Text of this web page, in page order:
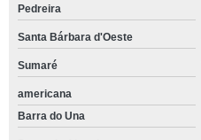
Pedreira
Santa Bárbara d'Oeste
Sumaré
americana
Barra do Una